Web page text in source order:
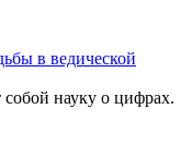
в ведической
собой науку о цифрах.